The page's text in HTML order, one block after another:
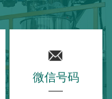
微信号码